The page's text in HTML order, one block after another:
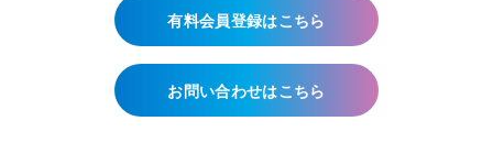
有料会員登録はこちら
お問い合わせはこちら